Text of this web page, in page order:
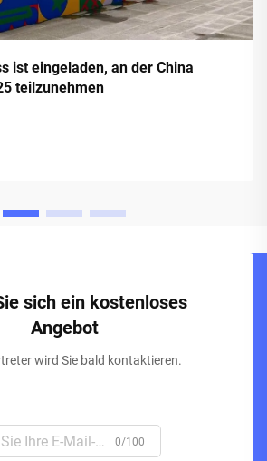
ist eingeladen, an der China
teilzunehmen
sich ein kostenloses
Angebot
wird Sie bald kontaktieren.
0/100